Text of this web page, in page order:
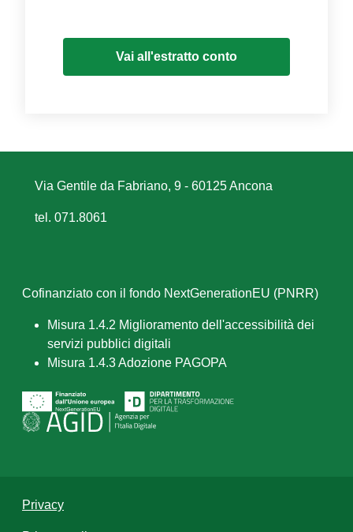
Vai all'estratto conto
Via Gentile da Fabriano, 9 - 60125 Ancona
tel. 071.8061
Cofinanziato con il fondo NextGenerationEU (PNRR)
Misura 1.4.2 Miglioramento dell'accessibilità dei
servizi pubblici digitali
Misura 1.4.3 Adozione PAGOPA
Privacy